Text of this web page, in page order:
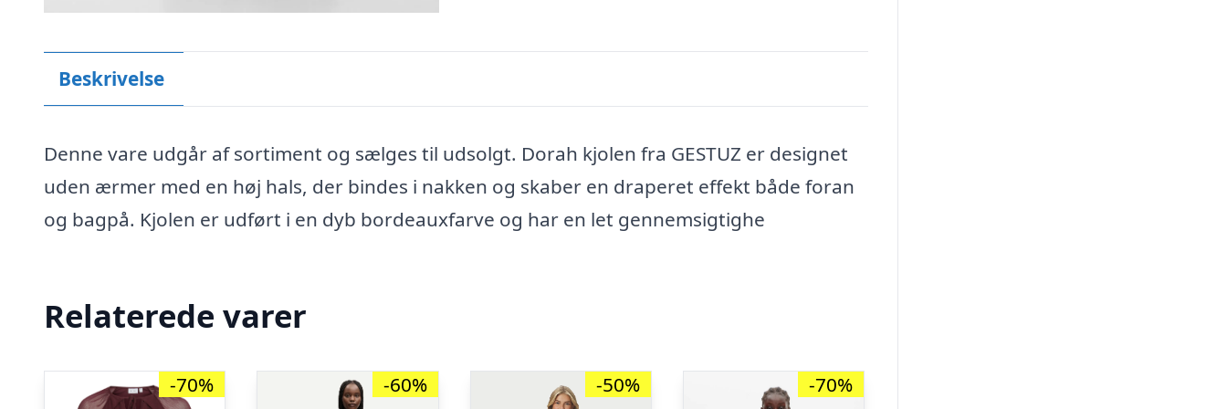
Beskrivelse
Denne vare udgår af sortiment og sælges til udsolgt. Dorah kjolen fra GESTUZ er designet
uden ærmer med en høj hals, der bindes i nakken og skaber en draperet effekt både foran
og bagpå. Kjolen er udført i en dyb bordeauxfarve og har en let gennemsigtighe
Relaterede varer
-70% -60% -50% -70%